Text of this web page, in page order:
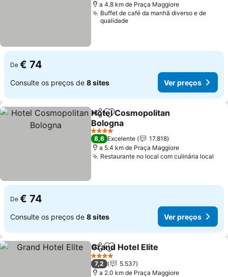
a 4.8 km de Praça Maggiore
Buffet de café da manhã diverso e de
qualidade
De € 74
Consulte os preços de 8 sites Ver preços
PartilharAdicionar aos favoritos
Hotel Cosmopolitan
Bologna
4 Estrelas
8,6 Excelente
17.818
a 5.4 km de Praça Maggiore
Restaurante no local com culinária local
De € 74
Consulte os preços de 8 sites Ver preços
PartilharAdicionar aos favoritos
Grand Hotel Elite
4 Estrelas
7,2
5.537
a 2.0 km de Praça Maggiore